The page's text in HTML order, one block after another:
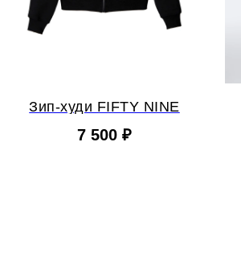
Зип-худи FIFTY NINE
7 500 ₽